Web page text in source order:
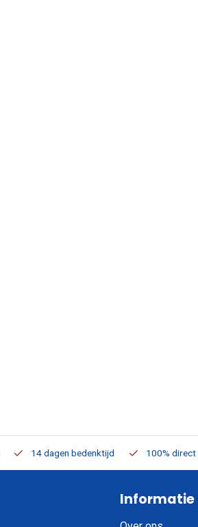
14 dagen bedenktijd 100%
Informatie